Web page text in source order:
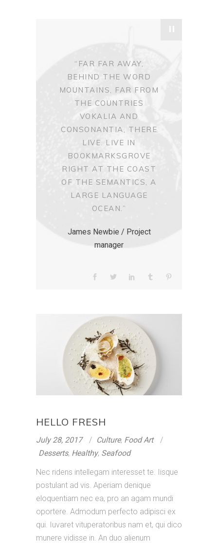
"
“FAR FAR AWAY,
BEHIND THE WORD
MOUNTAINS, FAR FROM
THE COUNTRIES
VOKALIA AND
CONSONANTIA, THERE
LIVE. LIVE IN
BOOKMARKSGROVE
RIGHT AT THE COAST
OF THE SEMANTICS, A
LARGE LANGUAGE
OCEAN.”
James Newbie / Project
manager
HELLO FRESH
July 28, 2017 Culture, Food Art
Desserts, Healthy, Seafood
Nec ridens intellegam interesset te. Iisque
postulant ad vis. Aperiam denique
eloquentiam nec ea, pro an agam mundi
oportere. Admodum perfecto adipisci ex
qui. Iuvaret vituperatoribus nam et, qui dico
munere vidisse in. An duo alienum